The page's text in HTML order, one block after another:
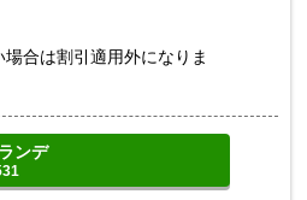
合は割引適用外になりま
ンデ